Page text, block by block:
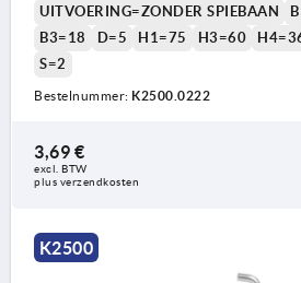
UITVOERING=ZONDER SPIEBAAN
B3=18
D=5 H1=75 H3=60
S=2
Bestelnummer: K2500.0222
3,69 €
excl. BTW
plus verzendkosten
K2500